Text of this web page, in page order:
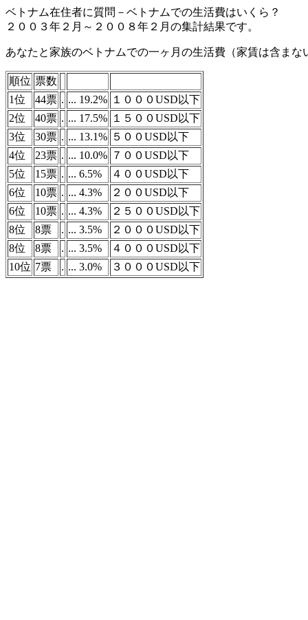
ベトナム在住者に質問－ベトナムでの生活費はいくら？
２００３年２月～２００８年２月の集計結果です。
あなたと家族のベトナムでの一ヶ月の生活費（家賃は含まな
順位 票数
1位
44票 . ... 19.2% １０００USD以下
2位
40票 . ... 17.5% １５００USD以下
3位
30票 . ... 13.1% ５００USD以下
4位
23票 . ... 10.0% ７００USD以下
5位
15票 . ... 6.5%
４００USD以下
6位
10票 . ... 4.3%
２００USD以下
6位
10票 . ... 4.3%
２５００USD以下
8位
8票 . ... 3.5%
２０００USD以下
8位
8票 . ... 3.5%
４０００USD以下
10位 7票 . ... 3.0% ３０００USD以下